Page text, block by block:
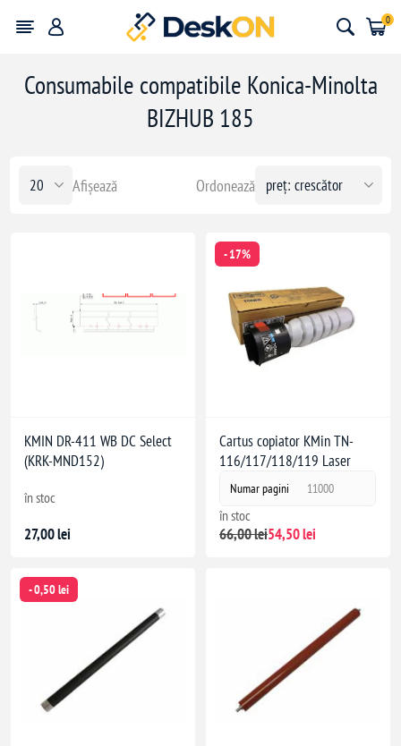
0
Consumabile compatibile Konica-Minolta
BIZHUB 185
Ordonează
Afișează
KMIN DR-411 WB DC Select
(KRK-MND152)
în stoc
27,00 lei
- 17%
Cartus copiator KMin TN-
116/117/118/119 Laser
Numar pagini 11000
în stoc
66,00 lei54,50 lei
- 0,50 lei